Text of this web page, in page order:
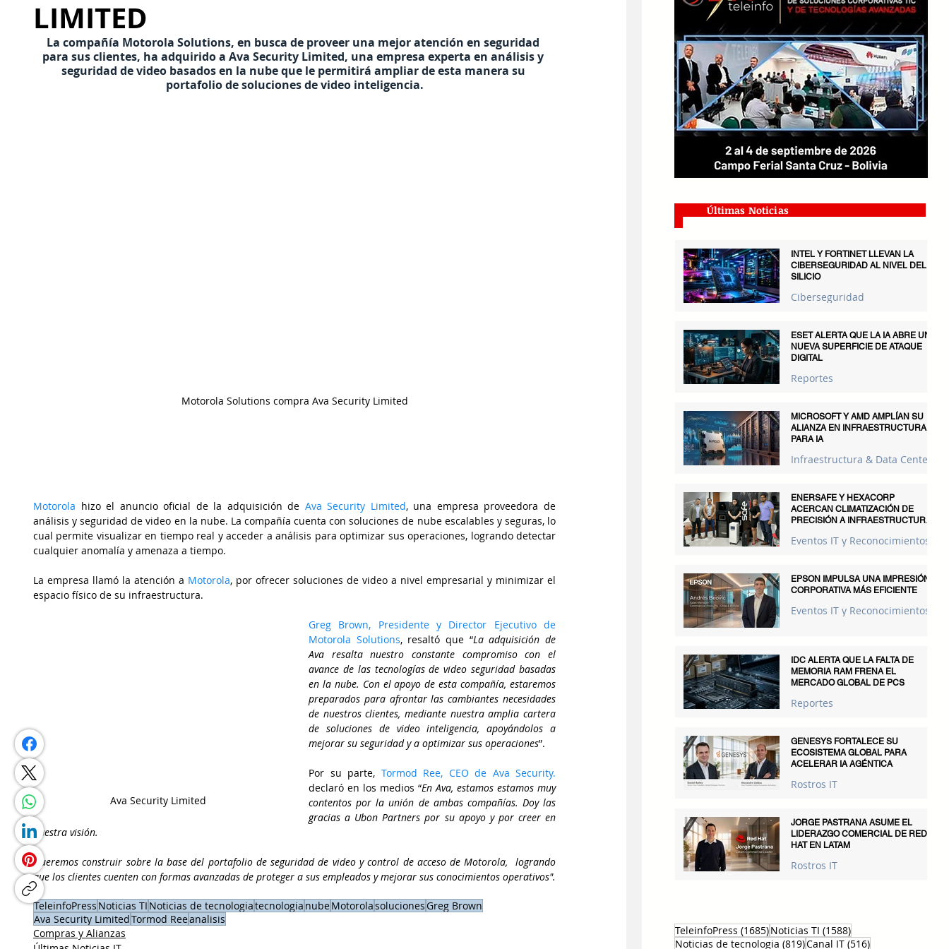
LIMITED
La compañía Motorola Solutions, en busca de proveer una mejor atención en seguridad
para sus clientes, ha adquirido a Ava Security Limited, una empresa experta en análisis y
seguridad de video basados en la nube que le permitirá ampliar de esta manera su
portafolio de soluciones de video inteligencia.
Motorola Solutions compra Ava Security Limited
Motorola hizo el anuncio oficial de la adquisición de Ava Security Limited, una empresa proveedora de
análisis y seguridad de video en la nube. La compañía cuenta con soluciones de nube escalables y seguras, lo
cual permite visualizar en tiempo real y acceder a análisis para optimizar sus operaciones, logrando detectar
cualquier anomalía y amenaza a tiempo.
La empresa llamó la atención a Motorola, por ofrecer soluciones de video a nivel empresarial y minimizar el
espacio físico de su infraestructura.
Ava Security Limited
Greg Brown, Presidente y Director Ejecutivo de
Motorola Solutions, resaltó que “La adquisición de
Ava resalta nuestro constante compromiso con el
avance de las tecnologías de video seguridad basadas
en la nube. Con el apoyo de esta compañía, estaremos
preparados para afrontar las cambiantes necesidades
de nuestros clientes, mediante nuestra amplia cartera
de soluciones de video inteligencia, apoyándolos a
mejorar su seguridad y a optimizar sus operaciones”.
Por su parte,
declaró en los medios “En Ava, estamos estamos muy
contentos por la unión de ambas compañías. Doy las
gracias a Ubon Partners por su apoyo y por creer en
nuestra visión.
Queremos construir sobre la base del portafolio de seguridad de video y control de acceso de Motorola,  logrando
que los clientes cuenten con formas avanzadas de proteger a sus empleados y mejorar sus conocimientos operativos".
TeleinfoPress Noticias TI Noticias de tecnologiatecnologia nubeMotorolasolucionesGreg Brown
Ava Security LimitedTormod Reeanalisis
Compras y Alianzas
Últimas Noticias
INTEL Y FORTINET LLEVAN LA
CIBERSEGURIDAD AL NIVEL DEL
SILICIO
Ciberseguridad
ESET ALERTA QUE LA IA ABRE UNA
NUEVA SUPERFICIE DE ATAQUE
DIGITAL
Reportes
MICROSOFT Y AMD AMPLÍAN SU
ALIANZA EN INFRAESTRUCTURA
PARA IA
Infraestructura & Data Centers
ENERSAFE Y HEXACORP
ACERCAN CLIMATIZACIÓN DE
PRECISIÓN A INFRAESTRUCTURAS
Eventos IT y Reconocimientos
EPSON IMPULSA UNA IMPRESIÓN
CORPORATIVA MÁS EFICIENTE
Eventos IT y Reconocimientos
IDC ALERTA QUE LA FALTA DE
MEMORIA RAM FRENA EL
MERCADO GLOBAL DE PCS
Reportes
GENESYS FORTALECE SU
ECOSISTEMA GLOBAL PARA
ACELERAR IA AGÉNTICA
Rostros IT
JORGE PASTRANA ASUME EL
LIDERAZGO COMERCIAL DE RED
HAT EN LATAM
Rostros IT
TeleinfoPress (1685)1685 entradas
Noticias TI (1588)1588 entradas
Noticias de tecnologia (819)819 entradas
Canal IT (516)516 entradas